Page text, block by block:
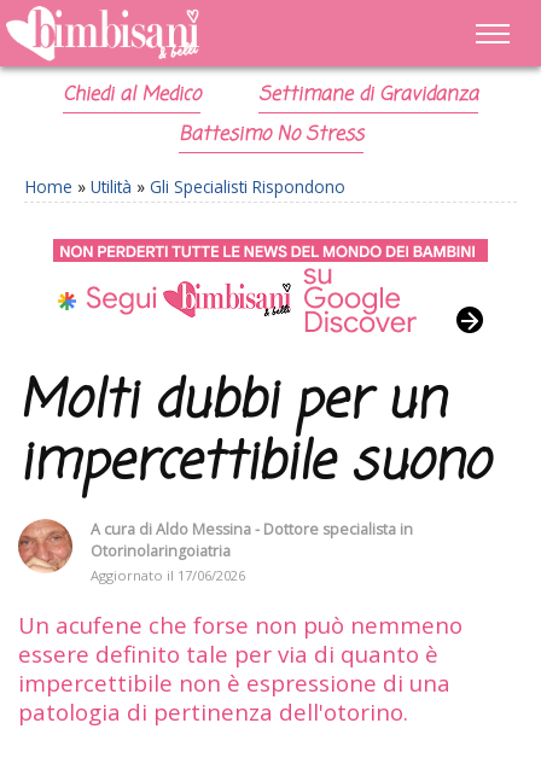
Chiedi al Medico
Settimane di Gravidanza
Battesimo No Stress
Home » Utilità » Gli Specialisti Rispondono
Molti dubbi per un
impercettibile suono
A cura diAldo Messina - Dottore specialista in
Otorinolaringoiatria
Aggiornato il 17/06/2026
Un acufene che forse non può nemmeno
essere definito tale per via di quanto è
impercettibile non è espressione di una
patologia di pertinenza dell'otorino.